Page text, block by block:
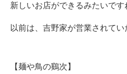
新しいお店ができるみたいです
以前は、吉野家が営業されてい
【麺や鳥の鷄次】